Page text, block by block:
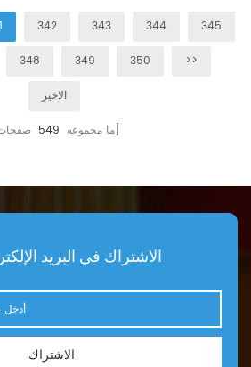
342 343 344 345
348 349 350 >>
الاخير
[ ما مجموعه 549 صفحات]
الاشتراك في البريد
الاشتراك